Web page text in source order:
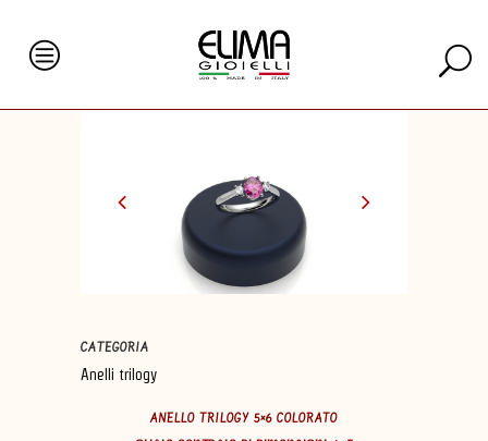
CATEGORIA
Anelli trilogy
ANELLO TRILOGY 5×6 COLORATO